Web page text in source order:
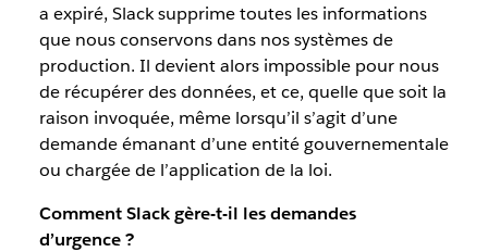
a expiré, Slack supprime toutes les informations
que nous conservons dans nos systèmes de
production. Il devient alors impossible pour nous
de récupérer des données, et ce, quelle que soit la
raison invoquée, même lorsqu’il s’agit d’une
demande émanant d’une entité gouvernementale
ou chargée de l’application de la loi.
Comment Slack gère-t-il les demandes
d’urgence ?